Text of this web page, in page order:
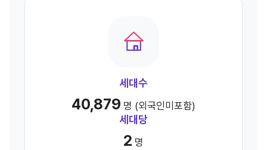
세대수
40,879 명 (외국인미포함)
세대당
2 명